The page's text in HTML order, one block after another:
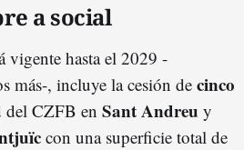
a social
vigente hasta el 2029 -
más-, incluye la cesión de cinco
del CZFB en Sant Andreu y
con una superficie total de